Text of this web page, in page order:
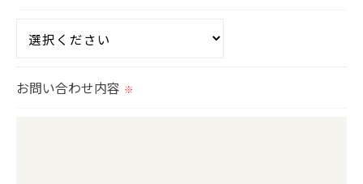
必要な情報を頂けない場合は、それに対応した当社
予めご了承ください。
お問い合わせ内容 ※